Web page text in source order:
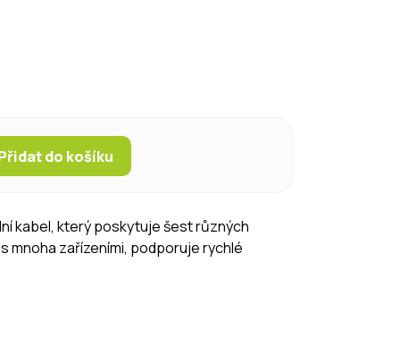
do košíku
kabel, který poskytuje šest různých
mnoha zařízeními, podporuje rychlé